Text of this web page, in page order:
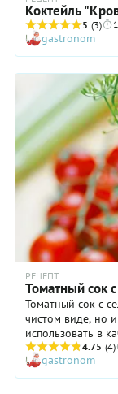
Коктейль
5 (3)
gastronom
РЕЦЕПТ
Томатный сок
Томатный сок с
чистом виде, но
использовать в
заготовка
с особой
обезжиривающим
4.75 (4)
gastronom